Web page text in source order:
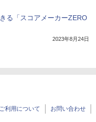
る「スコアメーカーZERO
2023年8月24日
利用について お問い合わせ